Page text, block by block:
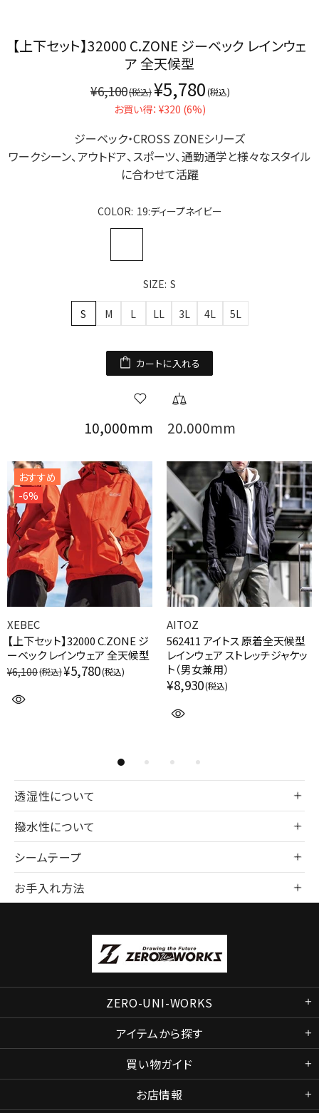
【上下セット】32000 C.ZONE ジーベック レインウェ
ア 全天候型
¥6,100 ¥5,780
お買い得： ¥320 (6%)
ジーベック・CROSS ZONEシリーズ
ワークシーン、アウトドア、スポーツ、通勤通学と様々なスタイル
に合わせて活躍
COLOR: 19:ディープネイビー
SIZE: S
S M L LL 3L 4L 5L
カートに入れる
10,000mm 20.000mm
おすすめ
-6%
XEBEC
【上下セット】32000 C.ZONE ジ
ーベック レインウェア 全天候型
¥6,100 ¥5,780
AITOZ
562411 アイトス 原着全天候型
レインウェア ストレッチジャケッ
ト（男女兼用）
¥8,930
透湿性について
撥水性について
シームテープ
お手入れ方法
ZERO-UNI-WORKS
アイテムから探す
買い物ガイド
お店情報